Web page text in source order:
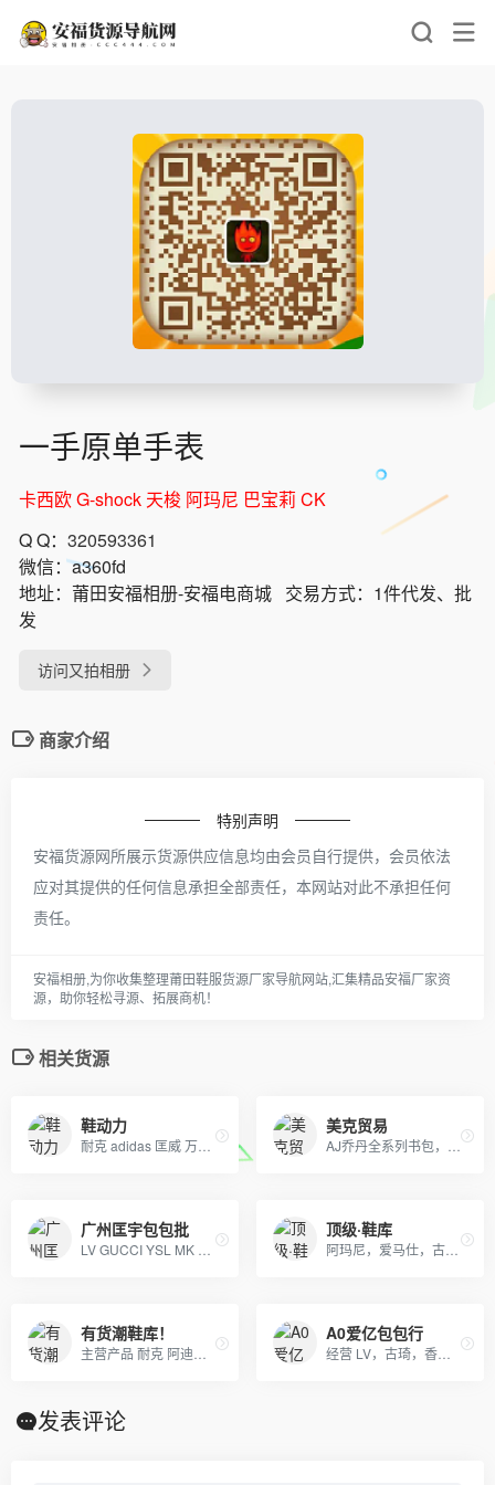
一手原单手表
卡西欧 G-shock 天梭 阿玛尼 巴宝莉 CK
Q Q： 320593361
微信：a360fd
地址： 莆田安福相册-安福电商城 交易方式： 1件代发、批
发
访问又拍相册
商家介绍
特别声明
安福货源网所展示货源供应信息均由会员自行提供，会员依法
应对其提供的任何信息承担全部责任，本网站对此不承担任何
责任。
安福相册,为你收集整理莆田鞋服货源厂家导航网站,汇集精品安福厂家资
源，助你轻松寻源、拓展商机！
相关货源
鞋动力 美克贸易
广州匡宇包包批 顶级·鞋库
有货潮鞋库！ A0爱亿包包行
发表评论